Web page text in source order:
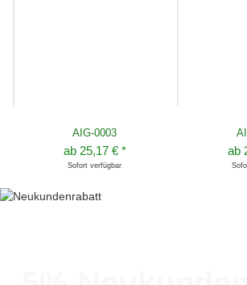
AIG-0003
ab 25,17 € *
Sofort verfügbar
ab